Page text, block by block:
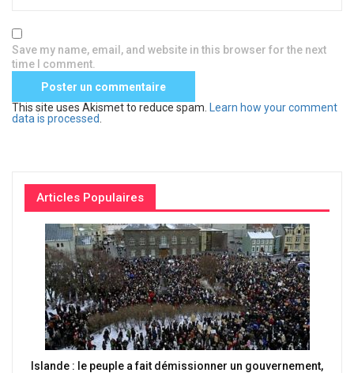
Save my name, email, and website in this browser for the next
time I comment.
This site uses Akismet to reduce spam.
Learn how your comment
data is processed
Articles Populaires
Islande : le peuple a fait démissionner un gouvernement,